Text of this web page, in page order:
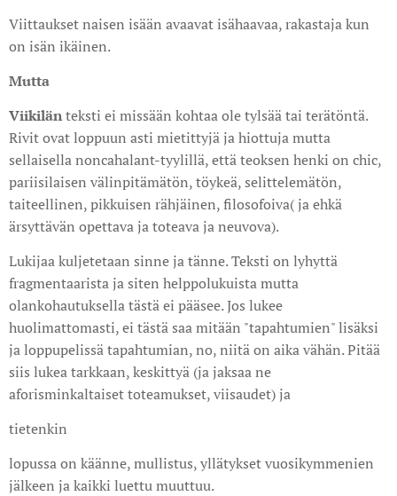
Viittaukset naisen isään avaavat isähaavaa, rakastaja kun
on isän ikäinen.
Mutta
Viikilänteksti ei missään kohtaa ole tylsää tai terätöntä.
Rivit ovat loppuun asti mietittyjä ja hiottuja mutta
sellaisella noncahalant-tyylillä, että teoksen henki on chic,
pariisilaisen välinpitämätön, töykeä, selittelemätön,
taiteellinen, pikkuisen rähjäinen, filosofoiva( ja ehkä
ärsyttävän opettava ja toteava ja neuvova).
Lukijaa kuljetetaan sinne ja tänne. Teksti on lyhyttä
fragmentaarista ja siten helppolukuista mutta
olankohautuksella tästä ei pääsee. Jos lukee
huolimattomasti, ei tästä saa mitään "tapahtumien" lisäksi
ja loppupelissä tapahtumian, no, niitä on aika vähän. Pitää
siis lukea tarkkaan, keskittyä (ja jaksaa ne
aforisminkaltaiset toteamukset, viisaudet) ja
tietenkin
lopussa on käänne, mullistus, yllätykset vuosikymmenien
jälkeen ja kaikki luettu muuttuu.